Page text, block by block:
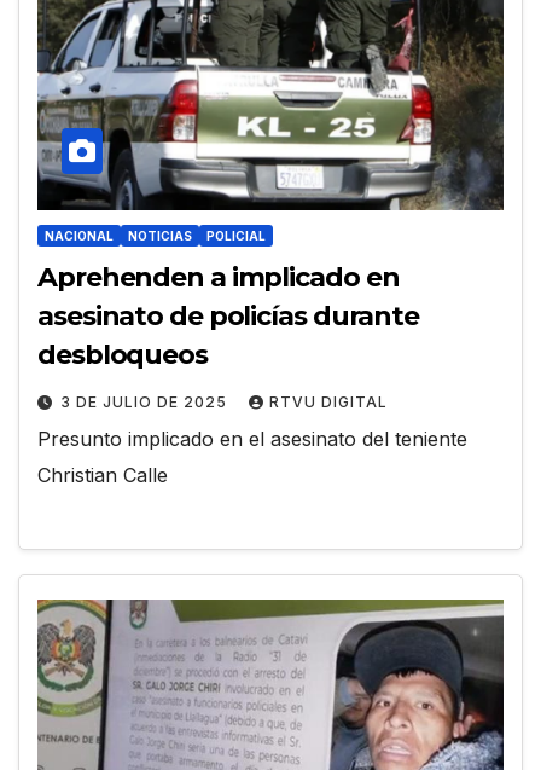
NACIONAL NOTICIAS POLICIAL
Aprehenden a implicado en
asesinato de policías durante
desbloqueos
3 DE JULIO DE 2025 RTVU DIGITAL
Presunto implicado en el asesinato del teniente
Christian Calle